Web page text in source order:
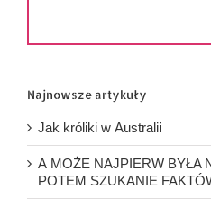
Najnowsze artykuły
Jak króliki w Australii
A MOŻE NAJPIERW BYŁA
POTEM SZUKANIE